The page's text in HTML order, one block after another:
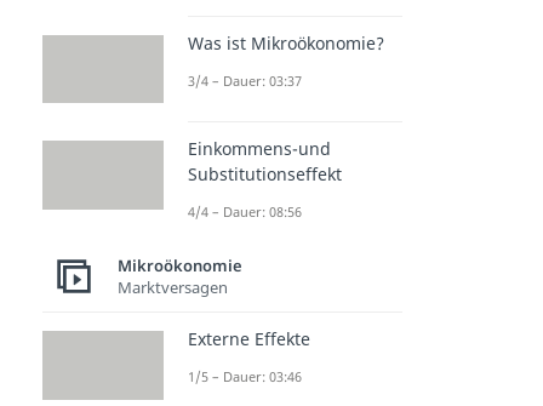
Was ist Mikroökonomie?
3/4 – Dauer: 03:37
Einkommens-und
Substitutionseffekt
4/4 – Dauer: 08:56
Mikroökonomie
Marktversagen
Externe Effekte
1/5 – Dauer: 03:46